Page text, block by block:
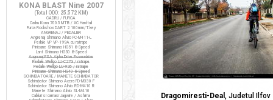
Dragomiresti-Deal , Judetul Ilfov
KONA BLAST Nine 2007
(Total ODO: 25.572 KM )
CADRU / FURCA
Cadru Kona 7005 MTB / XC Hardtail
Furca Rockshox DART 2 100mm/T.key
ANGRENAJ / PEDALIER
Angrenaj Shimano Alivio FC-M411-L
Pedale VP VP-199A cu ratrape
Pinioane Shimano HG51 8-Speed
Lant Shimano HG50 8-Speed
Angrenaj FSA Alpha Drive Powerdrive
Pedale Wellgo LU-C27G / ratrape
Pedale Wellgo LU-926 / ratrape
Pinioane Shimano HG40 8-Speed
SCHIMBATOARE / MANETE SCHIMBATOR
Schimbator Shimano Acera FD-M330 F
Schimbator Shimano Alivio RD-M410 R
Manete Shimano Alivio SL-M410
Cabluri si camasi Jagwire / Ashima